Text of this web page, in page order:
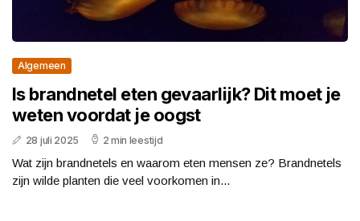
Algemeen
Is brandnetel eten gevaarlijk? Dit moet je
weten voordat je oogst
28 juli 2025 2 min leestijd
Wat zijn brandnetels en waarom eten mensen ze? Brandnetels
zijn wilde planten die veel voorkomen in...